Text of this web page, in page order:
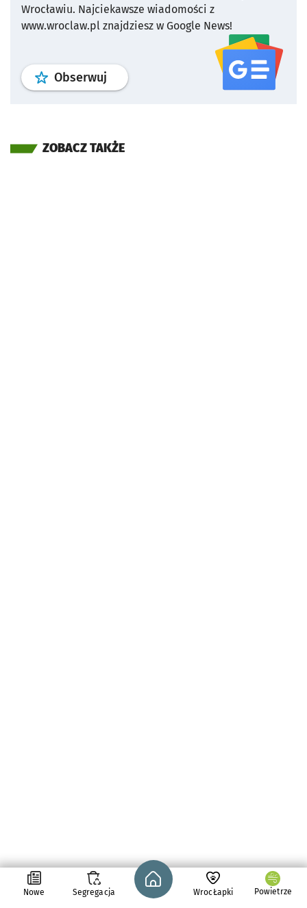
Wrocławiu. Najciekawsze wiadomości z
www.wroclaw.pl znajdziesz w Google News!
Obserwuj profil serwisu
ZOBACZ TAKŻE
Nowe Segregacja
Strona główna - wroclaw.pl
WrocŁapki Powietrze